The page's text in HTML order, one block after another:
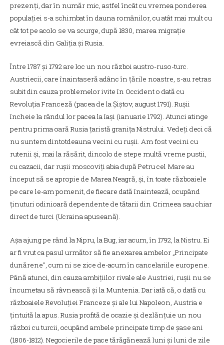
prezenți, dar în număr mic, astfel încât cu vremea ponderea
populației s-a schimbat în dauna românilor, cu atât mai mult cu
cât tot pe acolo se va scurge, după 1830, marea migrație
evreiască din Galiția și Rusia.
Între 1787 și 1792 are loc un nou război austro-ruso-turc.
Austriecii, care înaintaseră adânc în țările noastre, s-au retras
subit din cauza problemelor ivite în Occident o dată cu
Revoluția Franceză (pacea de la Şiştov, august 1791). Rușii
încheie la rândul lor pacea la Iași (ianuarie 1792). Atunci atinge
pentru prima oară Rusia țaristă granița Nistrului. Vedeți deci că
nu suntem dintotdeauna vecini cu rușii. Am fost vecini cu
rutenii și, mai la răsărit, dincolo de stepe multă vreme pustii,
cu cazacii, dar rușii moscoviți abia după Petru cel Mare au
început să se apropie de Marea Neagră, și, în toate războaiele
pe care le-am pomenit, de fiecare dată înaintează, ocupând
ținuturi odinioară dependente de tătarii din Crimeea sau chiar
direct de turci (Ucraina apuseană).
Așa ajung pe rând la Nipru, la Bug, iar acum, în 1792, la Nistru. Ei
ar fi vrut ca pasul următor să fie anexarea ambelor „Principate
dunărene", cum ni se zice de-acum în cancelariile europene.
Până atunci, din cauza ambițiilor rivale ale Austriei, rușii nu se
încumetau să râvnească și la Muntenia. Dar iată că, o dată cu
războaiele Revoluției Franceze și ale lui Napoleon, Austria e
țintuită la apus. Rusia profită de ocazie și dezlănțuie un nou
război cu turcii, ocupând ambele principate timp de șase ani
(1806-1812). Negocierile de pace tărăgănează luni și luni de zile